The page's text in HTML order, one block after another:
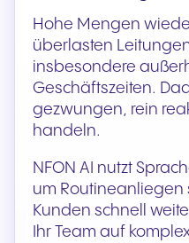
Hohe Mengen
überlasten
insbesondere
Geschäftszeiten.
gezwungen, rein
handeln.
NFON AI nutzt
um Routineanliegen
Kunden schnell
Ihr Team auf